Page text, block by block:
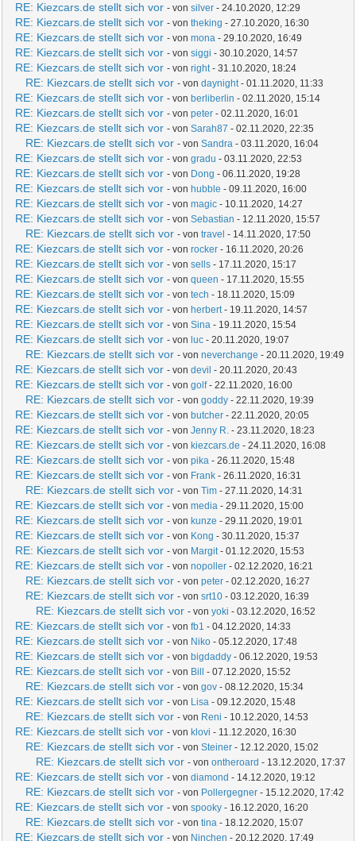
RE: Kiezcars.de stellt sich vor - vonsilver - 24.10.2020, 12:29
RE: Kiezcars.de stellt sich vor - vontheking - 27.10.2020, 16:30
RE: Kiezcars.de stellt sich vor - vonmona - 29.10.2020, 16:49
RE: Kiezcars.de stellt sich vor - vonsiggi - 30.10.2020, 14:57
RE: Kiezcars.de stellt sich vor - vonright- 31.10.2020, 18:24
RE: Kiezcars.de stellt sich vor - vondaynight- 01.11.2020, 11:33
RE: Kiezcars.de stellt sich vor - von berliberlin - 02.11.2020, 15:14
RE: Kiezcars.de stellt sich vor - vonpeter - 02.11.2020, 16:01
RE: Kiezcars.de stellt sich vor - vonSarah87 - 02.11.2020, 22:35
RE: Kiezcars.de stellt sich vor - vonSandra - 03.11.2020, 16:04
RE: Kiezcars.de stellt sich vor - vongradu - 03.11.2020, 22:53
RE: Kiezcars.de stellt sich vor - von Dong - 06.11.2020, 19:28
RE: Kiezcars.de stellt sich vor - von hubble - 09.11.2020, 16:00
RE: Kiezcars.de stellt sich vor - vonmagic - 10.11.2020, 14:27
RE: Kiezcars.de stellt sich vor - vonSebastian - 12.11.2020, 15:57
RE: Kiezcars.de stellt sich vor - vontravel - 14.11.2020, 17:50
RE: Kiezcars.de stellt sich vor - vonrocker - 16.11.2020, 20:26
RE: Kiezcars.de stellt sich vor - vonsells - 17.11.2020, 15:17
RE: Kiezcars.de stellt sich vor - vonqueen - 17.11.2020, 15:55
RE: Kiezcars.de stellt sich vor - vontech - 18.11.2020, 15:09
RE: Kiezcars.de stellt sich vor - von herbert- 19.11.2020, 14:57
RE: Kiezcars.de stellt sich vor - vonSina - 19.11.2020, 15:54
RE: Kiezcars.de stellt sich vor - von luc - 20.11.2020, 19:07
RE: Kiezcars.de stellt sich vor - vonneverchange - 20.11.2020, 19:49
RE: Kiezcars.de stellt sich vor - vondevil - 20.11.2020, 20:43
RE: Kiezcars.de stellt sich vor - vongolf- 22.11.2020, 16:00
RE: Kiezcars.de stellt sich vor - vongoddy - 22.11.2020, 19:39
RE: Kiezcars.de stellt sich vor - von butcher - 22.11.2020, 20:05
RE: Kiezcars.de stellt sich vor - vonJenny R. - 23.11.2020, 18:23
RE: Kiezcars.de stellt sich vor - von kiezcars.de - 24.11.2020, 16:08
RE: Kiezcars.de stellt sich vor - vonpika - 26.11.2020, 15:48
RE: Kiezcars.de stellt sich vor - von Frank - 26.11.2020, 16:31
RE: Kiezcars.de stellt sich vor - vonTim - 27.11.2020, 14:31
RE: Kiezcars.de stellt sich vor - vonmedia - 29.11.2020, 15:00
RE: Kiezcars.de stellt sich vor - von kunze - 29.11.2020, 19:01
RE: Kiezcars.de stellt sich vor - von Kong - 30.11.2020, 15:37
RE: Kiezcars.de stellt sich vor - von Margit- 01.12.2020, 15:53
RE: Kiezcars.de stellt sich vor - vonnopoller - 02.12.2020, 16:21
RE: Kiezcars.de stellt sich vor - vonpeter - 02.12.2020, 16:27
RE: Kiezcars.de stellt sich vor - vonsrt10 - 03.12.2020, 16:39
RE: Kiezcars.de stellt sich vor - vonyoki - 03.12.2020, 16:52
RE: Kiezcars.de stellt sich vor - vonfb1 - 04.12.2020, 14:33
RE: Kiezcars.de stellt sich vor - von Niko - 05.12.2020, 17:48
RE: Kiezcars.de stellt sich vor - von bigdaddy - 06.12.2020, 19:53
RE: Kiezcars.de stellt sich vor - von Bill - 07.12.2020, 15:52
RE: Kiezcars.de stellt sich vor - vongov - 08.12.2020, 15:34
RE: Kiezcars.de stellt sich vor - von Lisa - 09.12.2020, 15:48
RE: Kiezcars.de stellt sich vor - von Reni - 10.12.2020, 14:53
RE: Kiezcars.de stellt sich vor - von klovi - 11.12.2020, 16:30
RE: Kiezcars.de stellt sich vor - vonSteiner - 12.12.2020, 15:02
RE: Kiezcars.de stellt sich vor - vonontheroard - 13.12.2020, 17:37
RE: Kiezcars.de stellt sich vor - vondiamond - 14.12.2020, 19:12
RE: Kiezcars.de stellt sich vor - von Pollergegner - 15.12.2020, 17:42
RE: Kiezcars.de stellt sich vor - vonspooky - 16.12.2020, 16:20
RE: Kiezcars.de stellt sich vor - vontina - 18.12.2020, 15:07
RE: Kiezcars.de stellt sich vor - von Ninchen - 20.12.2020, 17:49